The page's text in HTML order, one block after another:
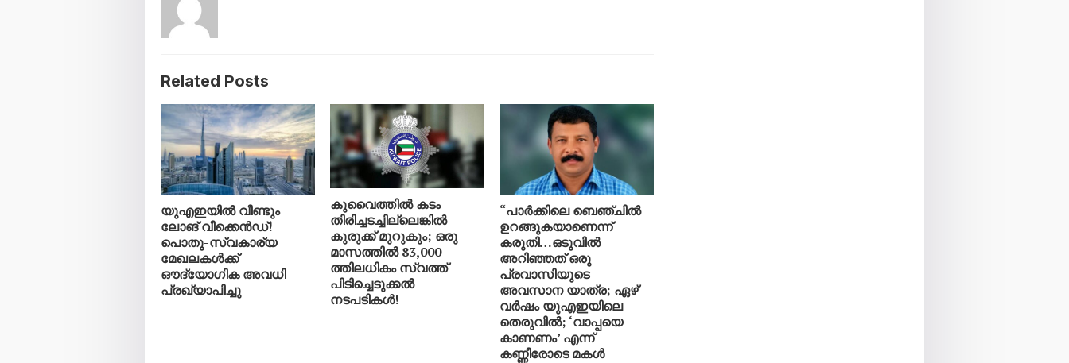
Related Posts
യുഎഇയിൽ വീണ്ടും
ലോങ് വീക്കെൻഡ്!
പൊതു-സ്വകാര്യ
മേഖലകൾക്ക്
ഔദ്യോഗിക അവധി
പ്രഖ്യാപിച്ചു
കുവൈത്തിൽ കടം
തിരിച്ചടച്ചില്ലെങ്കിൽ
കുരുക്ക് മുറുകും; ഒരു
മാസത്തിൽ 83,000-
ത്തിലധികം സ്വത്ത്
പിടിച്ചെടുക്കൽ
നടപടികൾ!
“പാർക്കിലെ ബെഞ്ചിൽ
ഉറങ്ങുകയാണെന്ന്
കരുതി…ഒടുവിൽ
അറിഞ്ഞത് ഒരു
പ്രവാസിയുടെ
അവസാന യാത്ര; ഏഴ്
വർഷം യുഎഇയിലെ
തെരുവിൽ; ‘വാപ്പയെ
കാണണം’ എന്ന്
കണ്ണീരോടെ മകൾ